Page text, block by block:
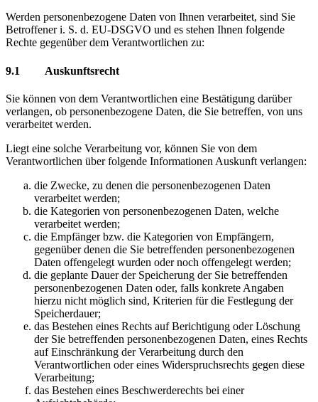
Werden personenbezogene Daten von Ihnen verarbeitet, sind Sie
Betroffener i. S. d. EU-DSGVO und es stehen Ihnen folgende
Rechte gegenüber dem Verantwortlichen zu:
9.1 Auskunftsrecht
Sie können von dem Verantwortlichen eine Bestätigung darüber
verlangen, ob personenbezogene Daten, die Sie betreffen, von uns
verarbeitet werden.
Liegt eine solche Verarbeitung vor, können Sie von dem
Verantwortlichen über folgende Informationen Auskunft verlangen:
die Zwecke, zu denen die personenbezogenen Daten
verarbeitet werden;
die Kategorien von personenbezogenen Daten, welche
verarbeitet werden;
die Empfänger bzw. die Kategorien von Empfängern,
gegenüber denen die Sie betreffenden personenbezogenen
Daten offengelegt wurden oder noch offengelegt werden;
die geplante Dauer der Speicherung der Sie betreffenden
personenbezogenen Daten oder, falls konkrete Angaben
hierzu nicht möglich sind, Kriterien für die Festlegung der
Speicherdauer;
das Bestehen eines Rechts auf Berichtigung oder Löschung
der Sie betreffenden personenbezogenen Daten, eines Rechts
auf Einschränkung der Verarbeitung durch den
Verantwortlichen oder eines Widerspruchsrechts gegen diese
Verarbeitung;
das Bestehen eines Beschwerderechts bei einer